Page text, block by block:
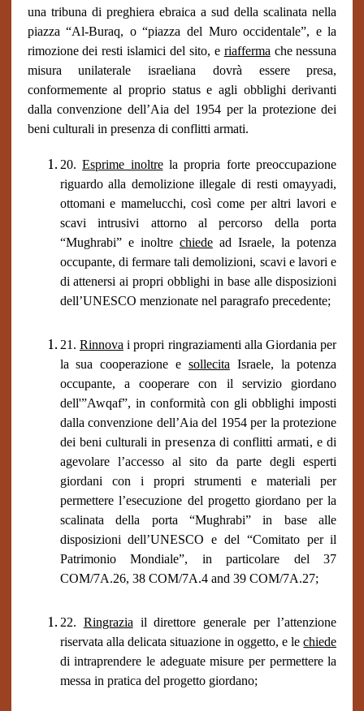
una tribuna di preghiera ebraica a sud della scalinata nella
piazza “Al-Buraq, o “piazza del Muro occidentale”, e la
rimozione dei resti islamici del sito, e riafferma che nessuna
misura unilaterale israeliana dovrà essere presa,
conformemente al proprio status e agli obblighi derivanti
dalla convenzione dell’Aia del 1954 per la protezione dei
beni culturali in presenza di conflitti armati.
20.Esprime inoltrela propria forte preoccupazione
riguardo alla demolizione illegale di resti omayyadi,
ottomani e mamelucchi, così come per altri lavori e
scavi intrusivi attorno al percorso della porta
“Mughrabi” e inoltre chiedead Israele, la potenza
occupante, di fermare tali demolizioni, scavi e lavori e
di attenersi ai propri obblighi in base alle disposizioni
dell’UNESCO menzionate nel paragrafo precedente;
21. Rinnova i propri ringraziamenti alla Giordania per
la sua cooperazione e sollecita Israele, la potenza
occupante, a cooperare con il servizio giordano
dell'”Awqaf”, in conformità con gli obblighi imposti
dalla convenzione dell’Aia del 1954 per la protezione
dei beni culturali in presenza di conflitti armati, e di
agevolare l’accesso al sito da parte degli esperti
giordani con i propri strumenti e materiali per
permettere l’esecuzione del progetto giordano per la
scalinata della porta “Mughrabi” in base alle
disposizioni dell’UNESCO e del “Comitato per il
Patrimonio Mondiale”, in particolare del 37
COM/7A.26, 38 COM/7A.4 and 39 COM/7A.27;
22. Ringrazia il direttore generale per l’attenzione
riservata alla delicata situazione in oggetto, e lechiede
di intraprendere le adeguate misure per permettere la
messa in pratica del progetto giordano;